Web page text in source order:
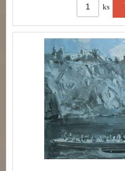
ks